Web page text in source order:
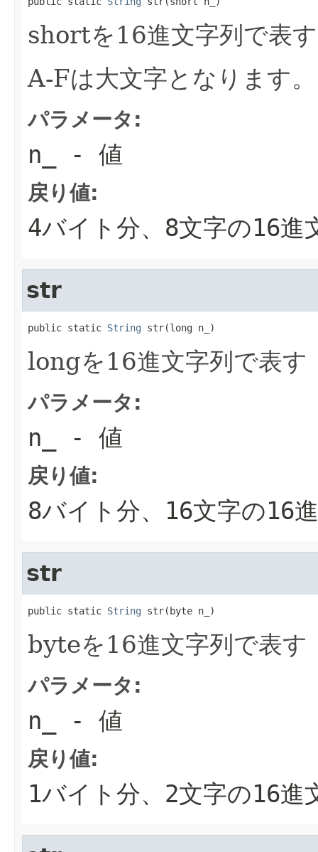
shortを16進文字列で表
A-Fは大文字となります。
パラメータ:
n_ - 値
戻り値:
4バイト分、8文字の16進
str
public static String str(long n_)
longを16進文字列で表す
パラメータ:
n_ - 値
戻り値:
8バイト分、16文字の16
str
public static String str(byte n_)
byteを16進文字列で表す
パラメータ:
n_ - 値
戻り値:
1バイト分、2文字の16進